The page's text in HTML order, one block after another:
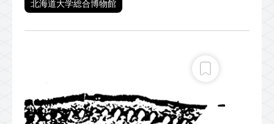
北海道大学総合博物館